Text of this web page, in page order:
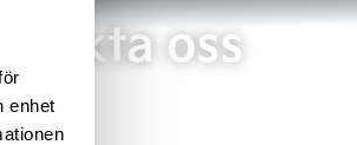
enhet
oss